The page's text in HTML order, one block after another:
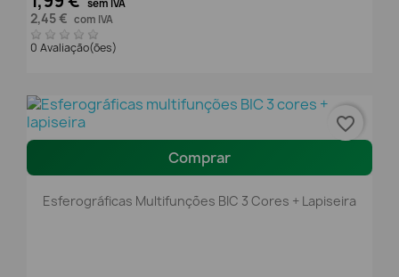
sem IVA
2,45 € com IVA
0 Avaliação(ões)
Comprar
Esferográficas Multifunções BIC 3 Cores + Lapiseira
favorite_border